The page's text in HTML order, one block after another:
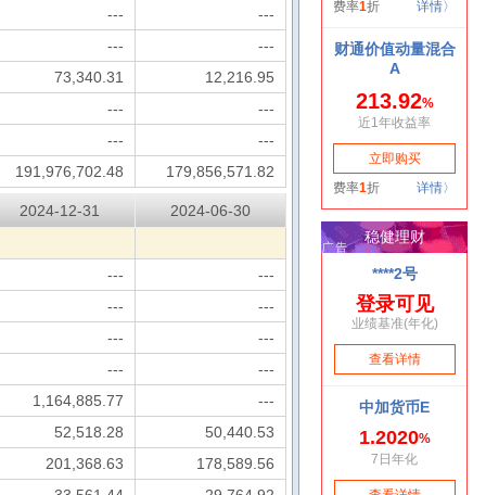
---
---
---
---
73,340.31
12,216.95
---
---
---
---
191,976,702.48
179,856,571.82
2024-12-31 2024-06-30
---
---
---
---
---
---
---
---
1,164,885.77
---
52,518.28
50,440.53
201,368.63
178,589.56